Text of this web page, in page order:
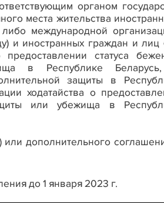
органом
места жительства
международной
и иностранных граждан и лиц
статуса
в Республике
защиты в
ходатайства о
или убежища в
дополнительного
до 1 января 2023 г.